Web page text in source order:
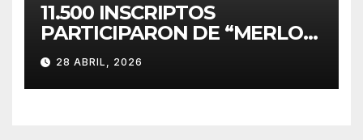
11.500 INSCRIPTOS
PARTICIPARON DE “MERLO
CORRE POR MALVINAS”
28 ABRIL, 2026